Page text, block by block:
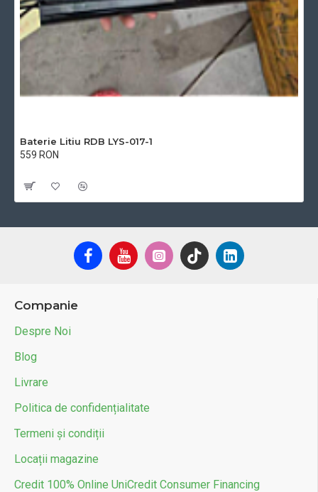
Baterie Litiu RDB LYS-017-1
559 RON
Companie
Despre Noi
Blog
Livrare
Politica de confidențialitate
Termeni și condiții
Locații magazine
Credit 100% Online UniCredit Consumer Financing